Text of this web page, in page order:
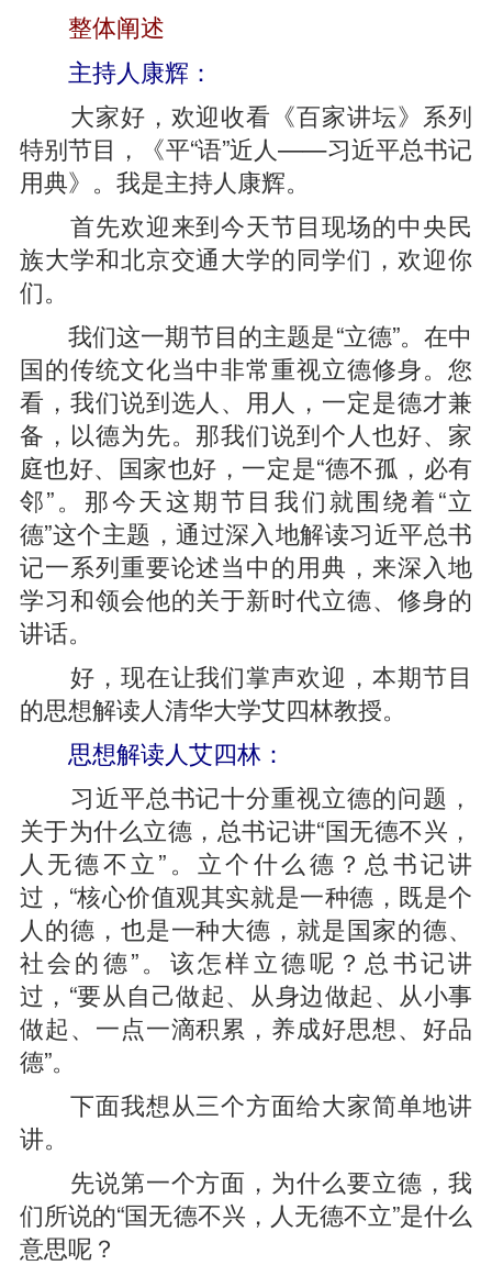
整体阐述
主持人康辉：
大家好，欢迎收看《百家讲坛》系列
特别节目，《平“语”近人——习近平总书记
用典》。我是主持人康辉。
首先欢迎来到今天节目现场的中央民
族大学和北京交通大学的同学们，欢迎你
们。
我们这一期节目的主题是“立德”。在中
国的传统文化当中非常重视立德修身。您
看，我们说到选人、用人，一定是德才兼
备，以德为先。那我们说到个人也好、家
庭也好、国家也好，一定是“德不孤，必有
邻”。那今天这期节目我们就围绕着“立
德”这个主题，通过深入地解读习近平总书
记一系列重要论述当中的用典，来深入地
学习和领会他的关于新时代立德、修身的
讲话。
好，现在让我们掌声欢迎，本期节目
的思想解读人清华大学艾四林教授。
思想解读人艾四林：
习近平总书记十分重视立德的问题，
关于为什么立德，总书记讲“国无德不兴，
人无德不立”。立个什么德？总书记讲
过，“核心价值观其实就是一种德，既是个
人的德，也是一种大德，就是国家的德、
社会的德”。该怎样立德呢？总书记讲
过，“要从自己做起、从身边做起、从小事
做起、一点一滴积累，养成好思想、好品
德”。
下面我想从三个方面给大家简单地讲
讲。
先说第一个方面，为什么要立德，我
们所说的“国无德不兴，人无德不立”是什么
意思呢？